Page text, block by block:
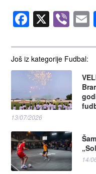
Još iz kategorije Fudbal:
13/07/2026
14/
X